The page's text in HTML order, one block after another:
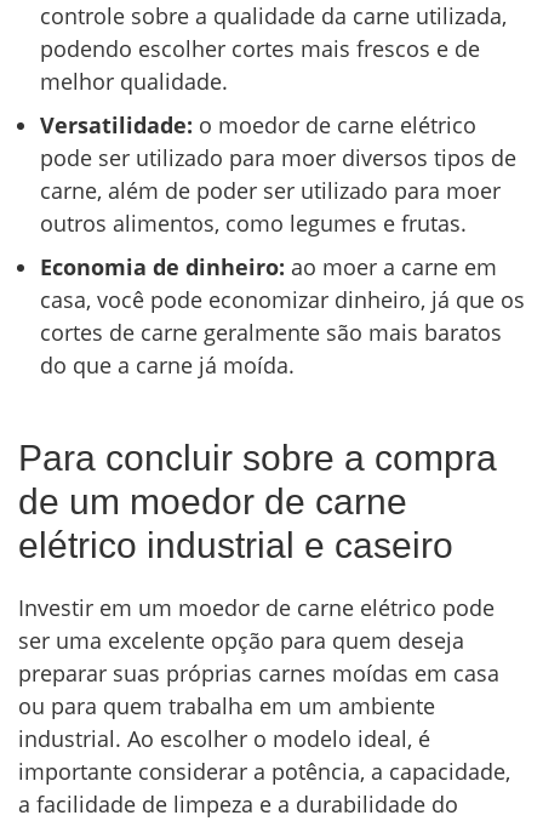
controle sobre a qualidade da carne utilizada,
podendo escolher cortes mais frescos e de
melhor qualidade.
Versatilidade: o moedor de carne elétrico
pode ser utilizado para moer diversos tipos de
carne, além de poder ser utilizado para moer
outros alimentos, como legumes e frutas.
Economia de dinheiro: ao moer a carne em
casa, você pode economizar dinheiro, já que os
cortes de carne geralmente são mais baratos
do que a carne já moída.
Para concluir sobre a compra
de um moedor de carne
elétrico industrial e caseiro
Investir em um moedor de carne elétrico pode
ser uma excelente opção para quem deseja
preparar suas próprias carnes moídas em casa
ou para quem trabalha em um ambiente
industrial. Ao escolher o modelo ideal, é
importante considerar a potência, a capacidade,
a facilidade de limpeza e a durabilidade do